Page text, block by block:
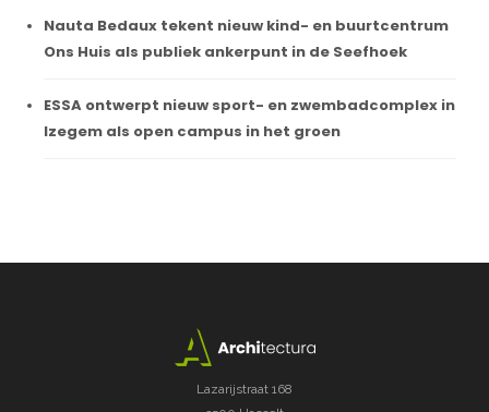
Nauta Bedaux tekent nieuw kind- en buurtcentrum
Ons Huis als publiek ankerpunt in de Seefhoek
ESSA ontwerpt nieuw sport- en zwembadcomplex in
Izegem als open campus in het groen
Lazarijstraat 168